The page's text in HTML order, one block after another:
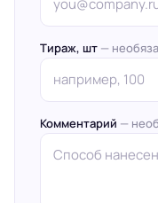
Тираж, шт —
Комментарий —